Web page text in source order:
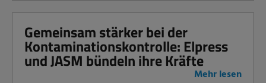
Gemeinsam stärker bei der
Kontaminationskontrolle: Elpress
und JASM bündeln ihre Kräfte
Mehr lesen